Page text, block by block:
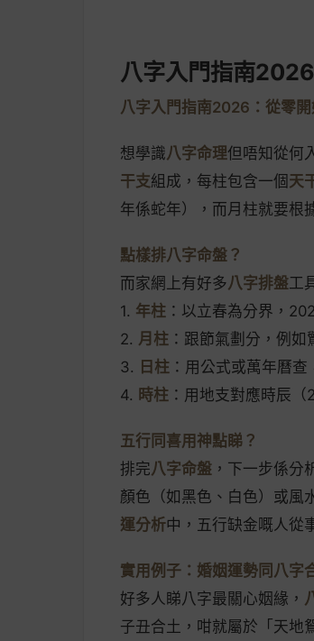
八字入門指南2026
八字入門指南2026：從零
想學識八字命理但唔知從何
干支組成，每柱包含一個 天
年係蛇年），而月柱就要根
點樣排八字命盤？
而家網上有好多八字排盤工
1. 年柱 ：以立春為分界，
2. 月柱 ：跟節氣劃分，例
3. 日柱 ：用公式或萬年曆
4. 時柱 ：用地支對應時辰
五行同喜用神點睇？
排完八字命盤 ，下一步係分
顏色（如黑色、白色）或風
運分析中，五行缺金嘅人從
實用例子：婚姻運勢同八字
好多人睇八字最關心姻緣，
子丑合土，咁就屬於「天地